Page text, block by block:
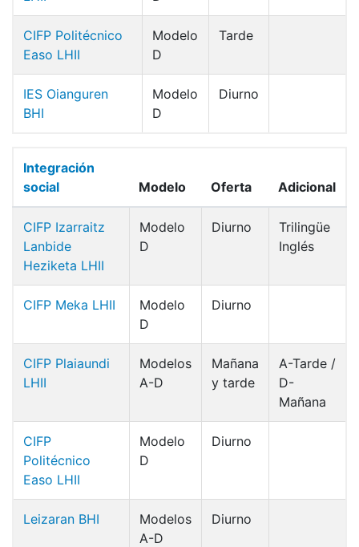
CIFP Politécnico
Easo LHII
Modelo
D
Tarde
IES Oianguren
BHI
Modelo
D
Diurno
Integración
social
Modelo Oferta Adicional
CIFP Izarraitz
Lanbide
Heziketa LHII
Modelo
D
Diurno
Trilingüe
Inglés
CIFP Meka LHII
Modelo
D
Diurno
CIFP Plaiaundi
LHII
Modelos
A-D
Mañana
y tarde
A-Tarde /
D-
Mañana
CIFP
Politécnico
Easo LHII
Modelo
D
Diurno
Leizaran BHI
Modelos
A-D
Diurno